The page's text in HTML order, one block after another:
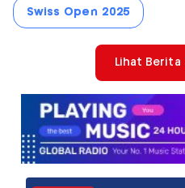
Swiss Open 2025
Lihat Berita